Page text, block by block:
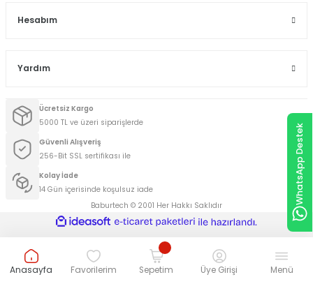
Hesabım
Yardım
Ücretsiz Kargo
5000 TL ve üzeri siparişlerde
Güvenli Alışveriş
256-Bit SSL sertifikası ile
Kolay İade
14 Gün içerisinde koşulsuz iade
Baburtech © 2001 Her Hakkı Saklıdır
WhatsApp Destek
Anasayfa Favorilerim Sepetim Üye Girişi Menü
ideasoft
e-
hazırlandı.